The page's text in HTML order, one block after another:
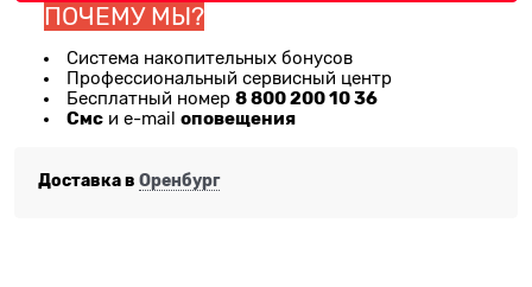
ПОЧЕМУ МЫ?
Система накопительных бонусов
Профессиональный сервисный центр
Бесплатный номер 8 800 200 10 36
Смс и e-mail оповещения
Доставка в Оренбург